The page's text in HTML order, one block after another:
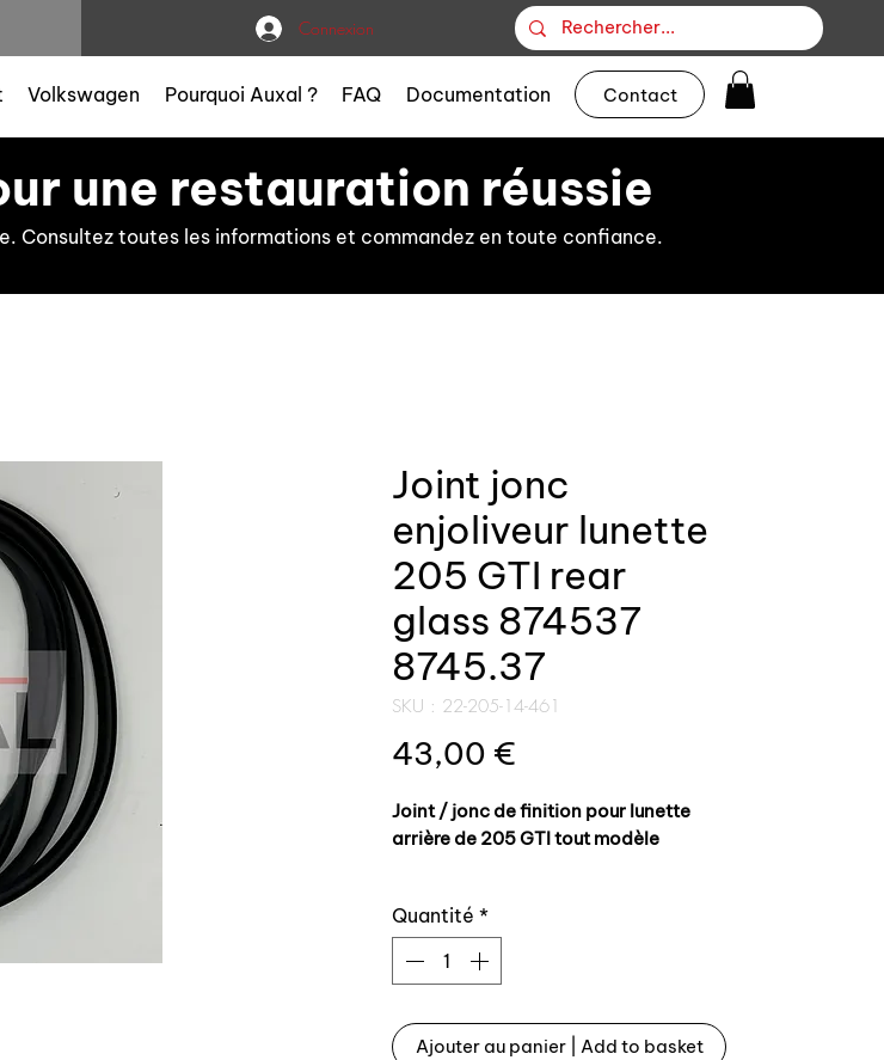
Connexion
Volkswagen Pourquoi Auxal ? FAQ Documentation Contact
une restauration réussie
Consultez toutes les informations et commandez en toute confiance.
Joint jonc
enjoliveur lunette
205 GTI rear
glass 874537
8745.37
SKU : 22-205-14-461
43,00 €
Joint / jonc de finition pour lunette
arrière de 205 GTI tout modèle
A poser lors du collage de la lunette
Quantité *
Ajouter au panier | Add to basket